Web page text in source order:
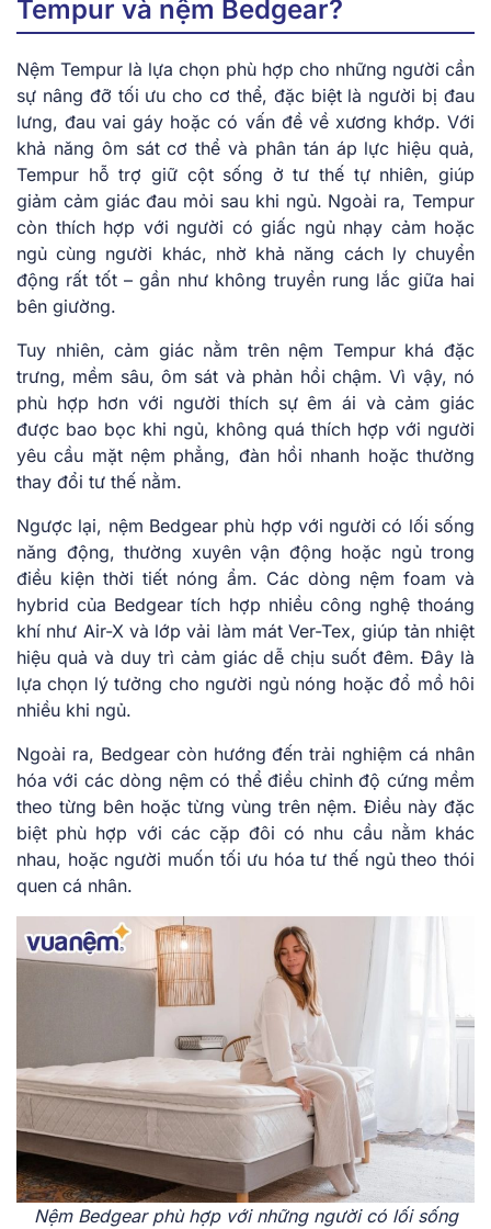
Tempur và nệm Bedgear?
Nệm Tempur là lựa chọn phù hợp cho những người cần
sự nâng đỡ tối ưu cho cơ thể, đặc biệt là người bị đau
lưng, đau vai gáy hoặc có vấn đề về xương khớp. Với
khả năng ôm sát cơ thể và phân tán áp lực hiệu quả,
Tempur hỗ trợ giữ cột sống ở tư thế tự nhiên, giúp
giảm cảm giác đau mỏi sau khi ngủ. Ngoài ra, Tempur
còn thích hợp với người có giấc ngủ nhạy cảm hoặc
ngủ cùng người khác, nhờ khả năng cách ly chuyển
động rất tốt – gần như không truyền rung lắc giữa hai
bên giường.
Tuy nhiên, cảm giác nằm trên nệm Tempur khá đặc
trưng, mềm sâu, ôm sát và phản hồi chậm. Vì vậy, nó
phù hợp hơn với người thích sự êm ái và cảm giác
được bao bọc khi ngủ, không quá thích hợp với người
yêu cầu mặt nệm phẳng, đàn hồi nhanh hoặc thường
thay đổi tư thế nằm.
Ngược lại, nệm Bedgear phù hợp với người có lối sống
năng động, thường xuyên vận động hoặc ngủ trong
điều kiện thời tiết nóng ẩm. Các dòng nệm foam và
hybrid của Bedgear tích hợp nhiều công nghệ thoáng
khí như Air-X và lớp vải làm mát Ver-Tex, giúp tản nhiệt
hiệu quả và duy trì cảm giác dễ chịu suốt đêm. Đây là
lựa chọn lý tưởng cho người ngủ nóng hoặc đổ mồ hôi
nhiều khi ngủ.
Ngoài ra, Bedgear còn hướng đến trải nghiệm cá nhân
hóa với các dòng nệm có thể điều chỉnh độ cứng mềm
theo từng bên hoặc từng vùng trên nệm. Điều này đặc
biệt phù hợp với các cặp đôi có nhu cầu nằm khác
nhau, hoặc người muốn tối ưu hóa tư thế ngủ theo thói
quen cá nhân.
Nệm Bedgear phù hợp với những người có lối sống